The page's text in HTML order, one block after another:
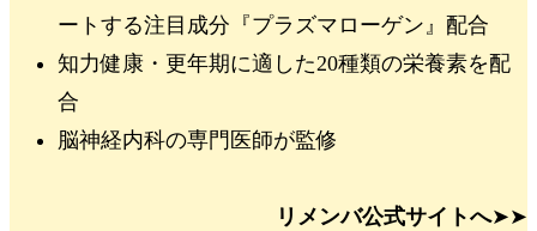
ートする注目成分 『プラズマローゲン』 配合
知力健康・更年期に適した20種類の栄養素を配
合
脳神経内科の専門医師が監修
リメンバ公式サイトへ➤➤